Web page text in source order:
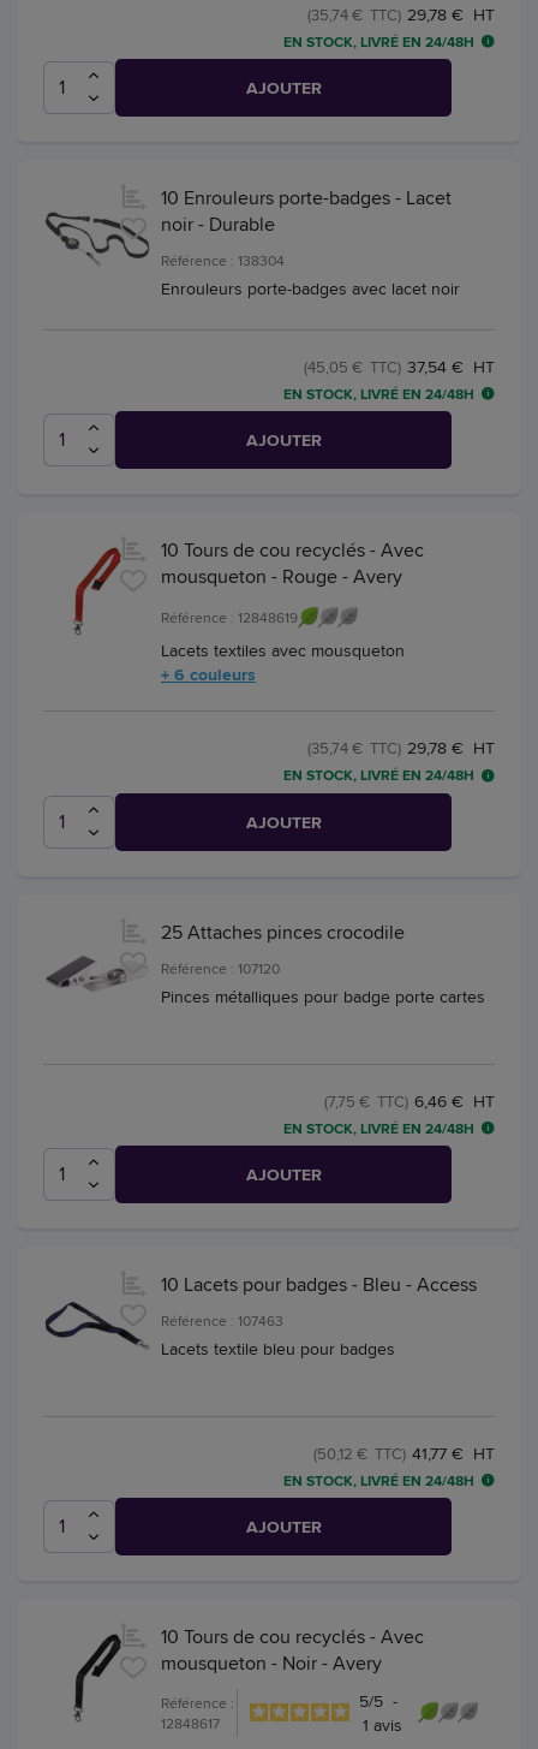
29,78 € HT
(35,74 € TTC)
EN STOCK, LIVRÉ EN 24/48H
AJOUTER
10 Enrouleurs porte-badges - Lacet
noir - Durable
Référence : 138304
Enrouleurs porte-badges avec lacet noir
37,54 € HT
(45,05 € TTC)
EN STOCK, LIVRÉ EN 24/48H
AJOUTER
10 Tours de cou recyclés - Avec
mousqueton - Rouge - Avery
Référence : 12848619
Lacets textiles avec mousqueton
+ 6 couleurs
29,78 € HT
(35,74 € TTC)
EN STOCK, LIVRÉ EN 24/48H
AJOUTER
25 Attaches pinces crocodile
Référence : 107120
Pinces métalliques pour badge porte cartes
6,46 € HT
(7,75 € TTC)
EN STOCK, LIVRÉ EN 24/48H
AJOUTER
10 Lacets pour badges - Bleu - Access
Référence : 107463
Lacets textile bleu pour badges
41,77 € HT
(50,12 € TTC)
EN STOCK, LIVRÉ EN 24/48H
AJOUTER
10 Tours de cou recyclés - Avec
mousqueton - Noir - Avery
Référence :
12848617
5/5 -
1 avis